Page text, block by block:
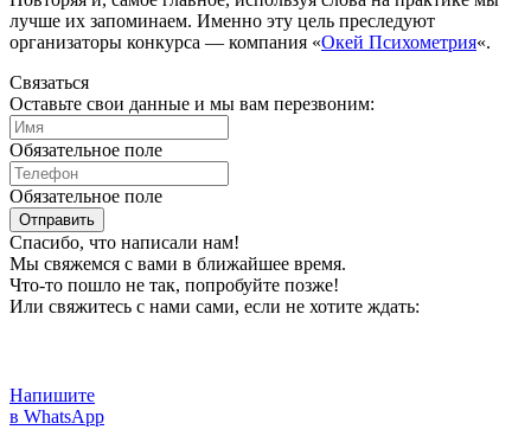
лучше их запоминаем. Именно эту цель преследуют
организаторы конкурса — компания «Окей Психометрия«.
Связаться
Оставьте свои данные и мы вам перезвоним:
Обязательное поле
Обязательное поле
Отправить
Спасибо, что написали нам!
Мы свяжемся с вами в ближайшее время.
Что-то пошло не так, попробуйте позже!
Или свяжитесь с нами сами, если не хотите ждать:
Напишите
в WhatsApp